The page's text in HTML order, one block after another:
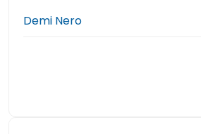
Demi Nero